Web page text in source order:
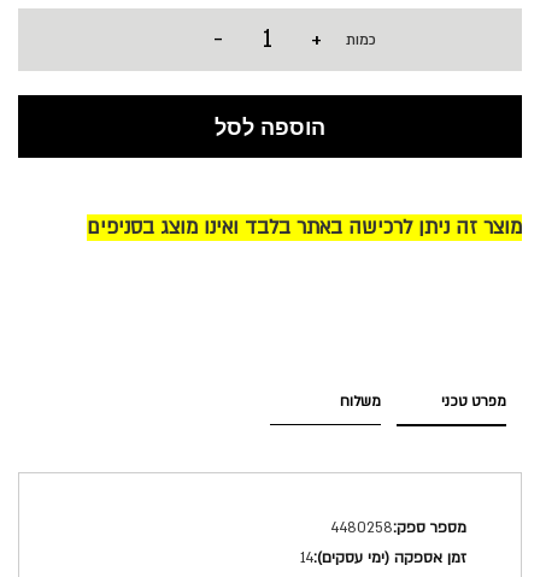
כמות +
-
הוספה לסל
מוצר זה ניתן לרכישה באתר בלבד ואינו מוצג בסניפים
מפרט טכני
מפרט
טכני
4480258
14
משלוח